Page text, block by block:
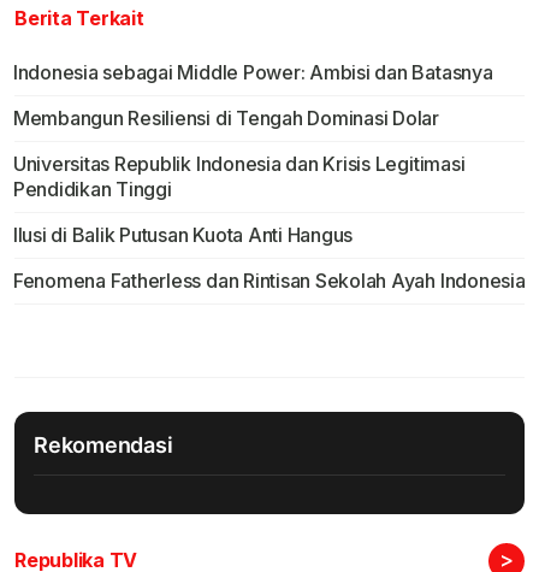
Berita Terkait
Indonesia sebagai Middle Power: Ambisi dan Batasnya
Membangun Resiliensi di Tengah Dominasi Dolar
Universitas Republik Indonesia dan Krisis Legitimasi
Pendidikan Tinggi
Ilusi di Balik Putusan Kuota Anti Hangus
Fenomena Fatherless dan Rintisan Sekolah Ayah Indonesia
Rekomendasi
Republika TV >